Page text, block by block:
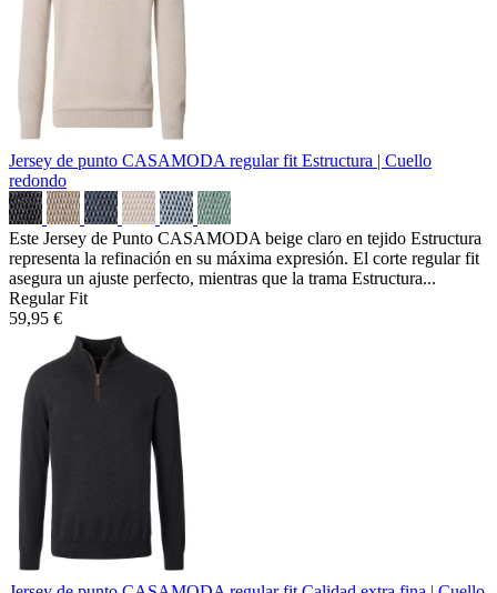
Jersey de punto CASAMODA regular fit Estructura | Cuello
redondo
Este Jersey de Punto CASAMODA beige claro en tejido Estructura
representa la refinación en su máxima expresión. El corte regular fit
asegura un ajuste perfecto, mientras que la trama Estructura...
Regular Fit
59,95 €